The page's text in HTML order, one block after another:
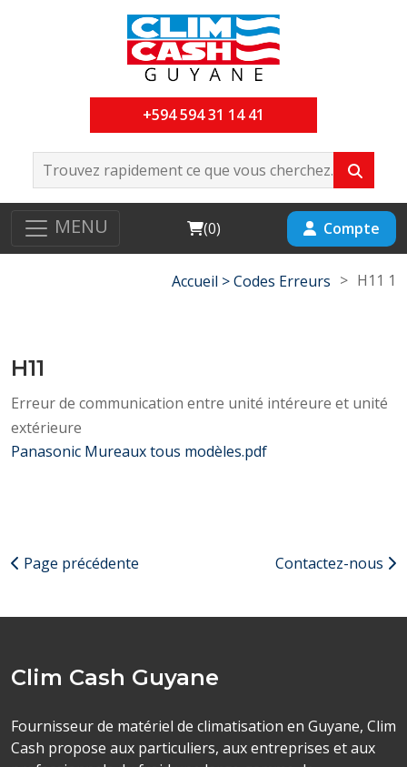
+594 594 31 14 41
MENU Cart
(0) Compte
Accueil >Codes Erreurs > H11 1
H11
Erreur de communication entre unité intéreure et unité
extérieure
Panasonic Mureaux tous modèles.pdf
Page précédente Contactez-nous
Clim Cash Guyane
Fournisseur de matériel de climatisation en Guyane, Clim
Cash propose aux particuliers, aux entreprises et aux